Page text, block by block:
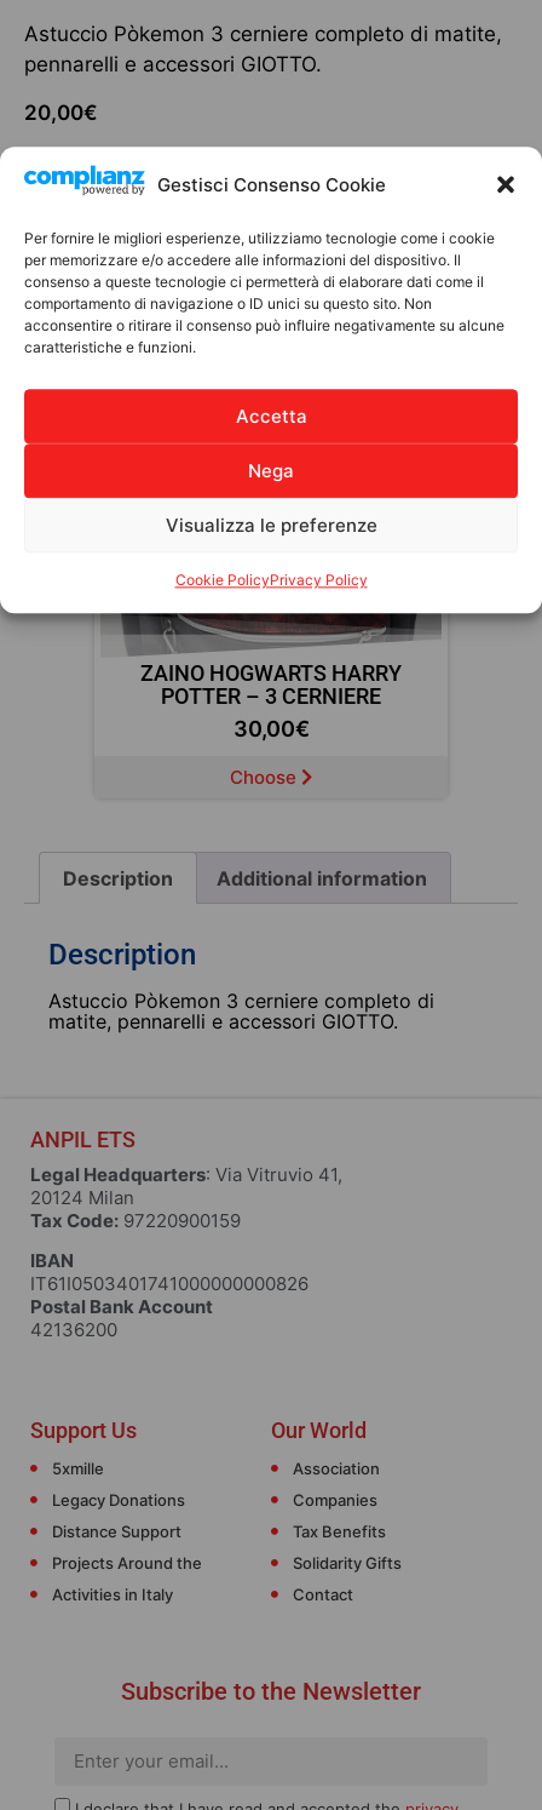
Gestisci Consenso Cookie
Per fornire le migliori esperienze, utilizziamo tecnologie come i cookie
per memorizzare e/o accedere alle informazioni del dispositivo. Il
consenso a queste tecnologie ci permetterà di elaborare dati come il
comportamento di navigazione o ID unici su questo sito. Non
acconsentire o ritirare il consenso può influire negativamente su alcune
caratteristiche e funzioni.
Accetta
Nega
Visualizza le preferenze
Cookie PolicyPrivacy Policy
Astuccio Pòkemon 3 cerniere completo di matite,
pennarelli e accessori GIOTTO.
20,00€
20 in stock
Description Additional information
Description
Astuccio Pòkemon 3 cerniere completo di
matite, pennarelli e accessori GIOTTO.
Discover other products
MATERIALE SCOLASTICO
ASTUCCIO TOMBOLINO –
SMEMORANDA
10,00€
Choose
ANPIL ETS
Legal Headquarters: Via Vitruvio 41,
20124 Milan
Tax Code: 97220900159
IBAN
IT61I0503401741000000000826
Postal Bank Account
42136200
Support Us
5xmille
Legacy Donations
Distance Support
Projects Around the
Activities in Italy
Our World
Association
Companies
Tax Benefits
Solidarity Gifts
Contact
Subscribe to the Newsletter